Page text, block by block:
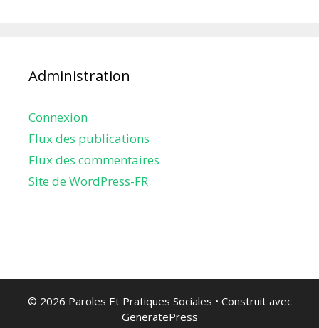
Administration
Connexion
Flux des publications
Flux des commentaires
Site de WordPress-FR
© 2026 Paroles Et Pratiques Sociales • Construit avec
GeneratePress